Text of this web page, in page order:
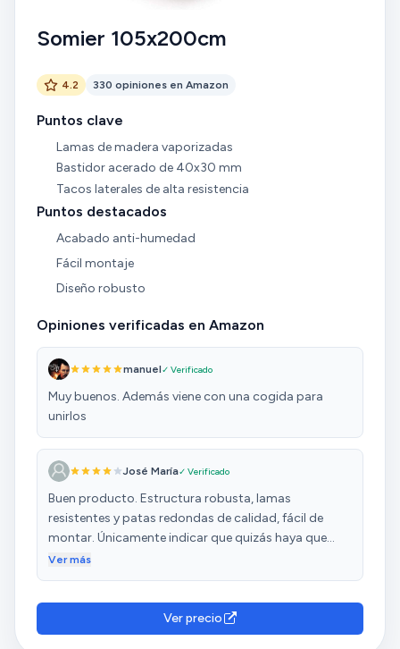
Somier 105x200cm
4.2 330 opiniones en Amazon
Puntos clave
Lamas de madera vaporizadas
Bastidor acerado de 40x30 mm
Tacos laterales de alta resistencia
Puntos destacados
Acabado anti-humedad
Fácil montaje
Diseño robusto
Opiniones verificadas en Amazon
manuel✓ Verificado
Muy buenos. Además viene con una cogida para
unirlos
José María✓ Verificado
Buen producto. Estructura robusta, lamas
resistentes y patas redondas de calidad, fácil de
montar. Únicamente indicar que quizás haya que
nivelar, como en mi caso, adaptando cualquier
Ver más
Ver precio